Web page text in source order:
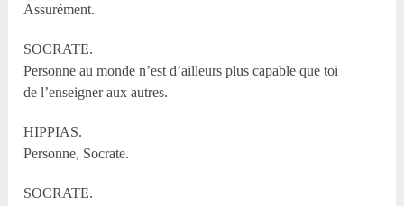
Assurément.
SOCRATE.
Personne au monde n’est d’ailleurs plus capable que toi
de l’enseigner aux autres.
HIPPIAS.
Personne, Socrate.
SOCRATE.